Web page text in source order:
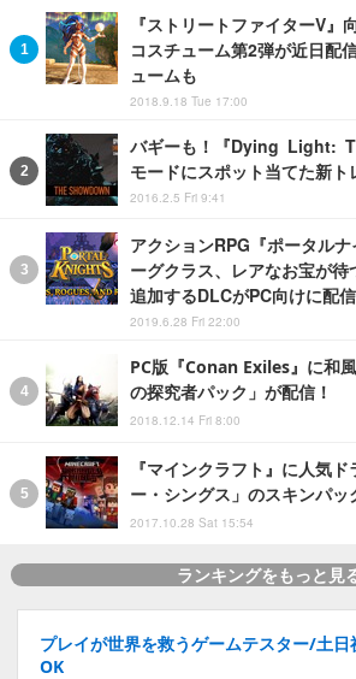
『ストリートファイターV』
コスチューム第2弾が近日配
ュームも
2018.9.18 Tue 17:00
バギーも！『Dying Light:
モードにスポット当てた新ト
2016.2.5 Fri 9:41
アクションRPG『ポータル
ーグクラス、レアなお宝が待
追加するDLCがPC向けに配信
2019.6.28 Fri 22:00
PC版『Conan Exiles』に和
の探究者パック」が配信！
2018.12.14 Fri 8:00
『マインクラフト』に人気
ー・シングス」のスキンパッ
2017.10.28 Sat 15:54
ランキングをもっと見
プレイが世界を救うゲームテスター/土
OK